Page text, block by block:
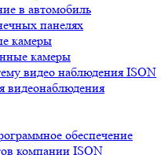
в автомобиль
панелях
камеры
камеры
видео наблюдения ISON
обеспечение
компании ISON